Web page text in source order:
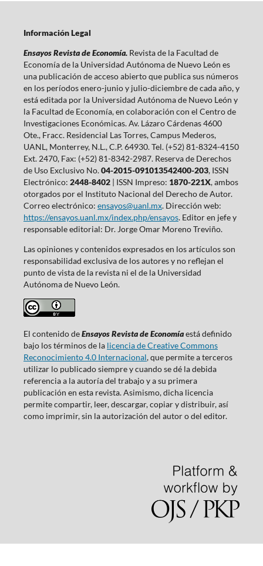
Información Legal
Ensayos Revista de Economía. Revista de la Facultad de
Economía de la Universidad Autónoma de Nuevo León es
una publicación de acceso abierto que publica sus números
en los períodos enero-junio y julio-diciembre de cada año, y
está editada por la Universidad Autónoma de Nuevo León y
la Facultad de Economía, en colaboración con el Centro de
Investigaciones Económicas. Av. Lázaro Cárdenas 4600
Ote., Fracc. Residencial Las Torres, Campus Mederos,
UANL, Monterrey, N.L., C.P. 64930. Tel. (+52) 81-8324-4150
Ext. 2470, Fax: (+52) 81-8342-2987. Reserva de Derechos
de Uso Exclusivo No.04-2015-091013542400-203, ISSN
Electrónico: 2448-8402| ISSN Impreso: 1870-221X, ambos
otorgados por el Instituto Nacional del Derecho de Autor.
Correo electrónico: ensayos@uanl.mx. Dirección web:
https://ensayos.uanl.mx/index.php/ensayos. Editor en jefe y
responsable editorial: Dr. Jorge Omar Moreno Treviño.
Las opiniones y contenidos expresados en los artículos son
responsabilidad exclusiva de los autores y no reflejan el
punto de vista de la revista ni el de la Universidad
Autónoma de Nuevo León.
El contenido deEnsayos Revista de Economíaestá definido
bajo los términos de la licencia de Creative Commons
Reconocimiento 4.0 Internacional, que permite a terceros
utilizar lo publicado siempre y cuando se dé la debida
referencia a la autoría del trabajo y a su primera
publicación en esta revista. Asimismo, dicha licencia
permite compartir, leer, descargar, copiar y distribuir, así
como imprimir, sin la autorización del autor o del editor.